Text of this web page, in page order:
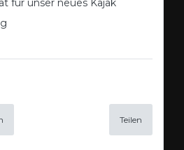
für unser neues Kajak
Teilen